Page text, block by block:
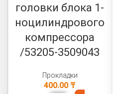
головки блока 1-
ноцилиндрового
компрессора
/53205-3509043
Прокладки
400.00 ₸